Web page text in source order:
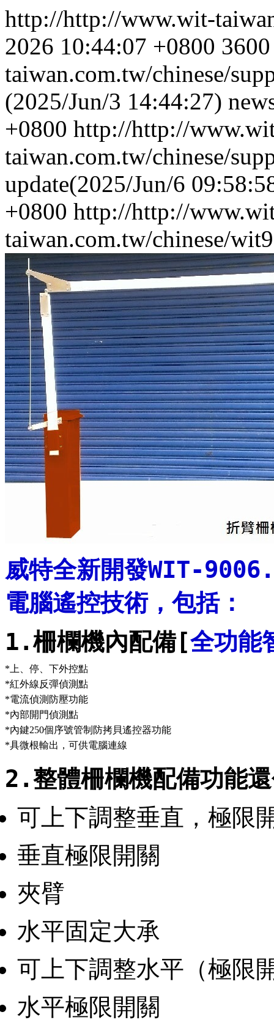
http://http://www.wit-
2026 10:44:07 +0800 3600
taiwan.com.tw/chinese/
(2025/Jun/3 14:44:27)
+0800 http://http://
taiwan.com.tw/chinese/
update(2025/Jun/6
+0800 http://http://
taiwan.com.tw/chinese/
威特全新開發WIT-
電腦遙控技術，包括：
1.柵欄機內配備[全功能
*上、停、下外控點
*紅外線反彈偵測點
*電流偵測防壓功能
*內部開門偵測點
*內鍵250個序號管制防拷貝遙控器功能
*具微根輸出，可供電腦連線
2.整體柵欄機配備功能
可上下調整垂直，極限
垂直極限開關
夾臂
水平固定大承
可上下調整水平（極限
水平極限開關